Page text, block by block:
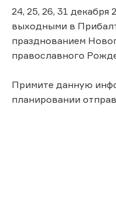
24, 25, 26, 31 декабря
выходными в
празднованием
православного
Примите данную
планировании